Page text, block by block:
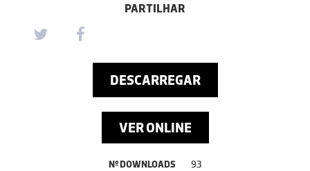
PARTILHAR
DESCARREGAR
VER ONLINE
Nº DOWNLOADS 93